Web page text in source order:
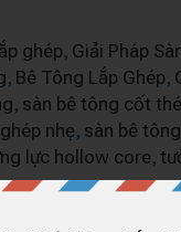
ghép, Giải Pháp
, Bê Tông Lắp Ghép,
, sàn bê tông cốt
nhẹ, sàn bê
lực hollow core,